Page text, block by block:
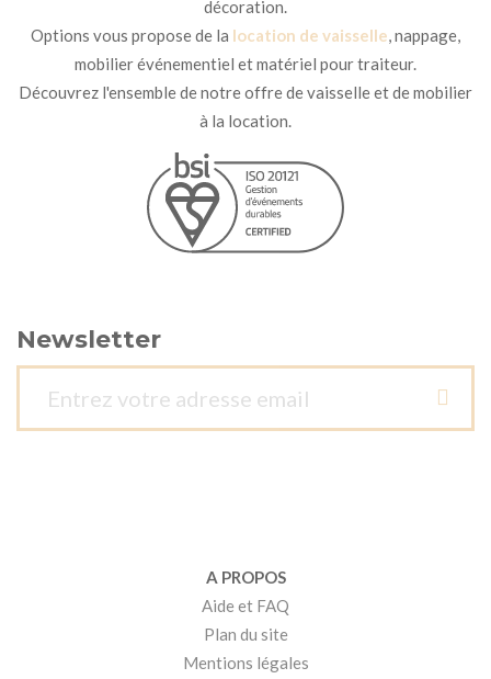
décoration.
Options vous propose de la location de vaisselle, nappage,
mobilier événementiel et matériel pour traiteur.
Découvrez l'ensemble de notre offre de vaisselle et de mobilier
à la location.
Newsletter
A PROPOS
Aide et FAQ
Plan du site
Mentions légales